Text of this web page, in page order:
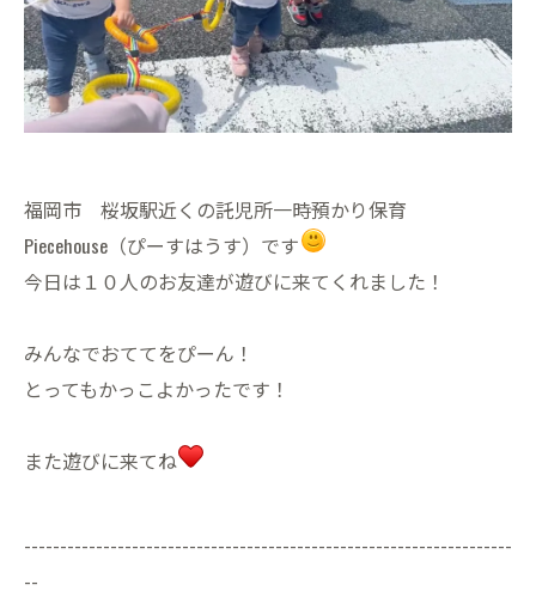
福岡市 桜坂駅近くの託児所一時預かり保育
Piecehouse（ぴーすはうす）です
今日は１０人のお友達が遊びに来てくれました！
みんなでおててをぴーん！
とってもかっこよかったです！
また遊びに来てね
--------------------------------------------------------------------
--